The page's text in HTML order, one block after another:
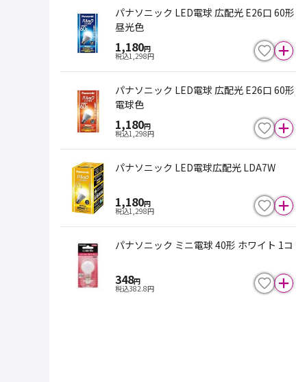
パナソニック LED電球 広配光 E26口 60形
昼光色
1,180円
税込1,298円
パナソニック LED電球 広配光 E26口 60形
電球色
1,180円
税込1,298円
パナソニック LED電球広配光 LDA7W
1,180円
税込1,298円
パナソニック ミニ電球 40形 ホワイト 1コ
348円
税込382.8円